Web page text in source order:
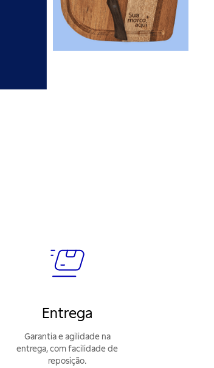
Entrega
Garantia e agilidade na
entrega, com facilidade de
reposição.